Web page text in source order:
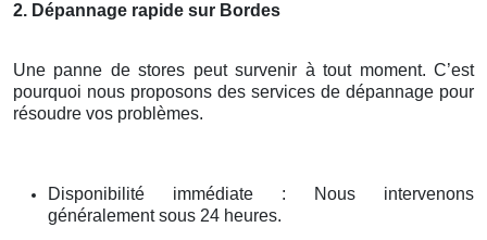
2. Dépannage rapide sur Bordes
Une panne de stores peut survenir à tout moment. C’est
pourquoi nous proposons des services de dépannage pour
résoudre vos problèmes.
Disponibilité immédiate : Nous intervenons
généralement sous 24 heures.